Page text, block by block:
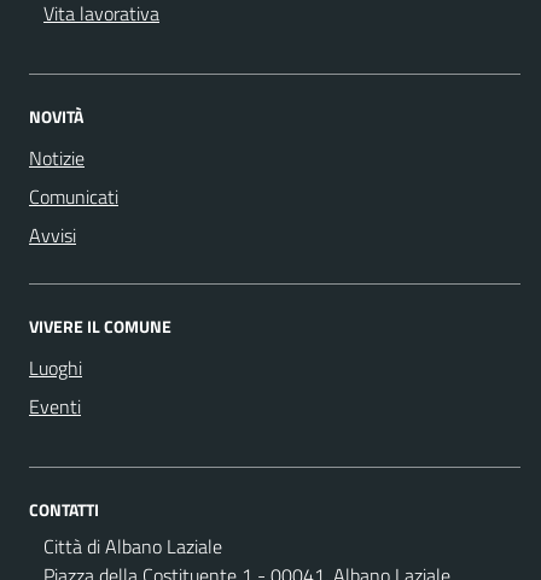
Vita lavorativa
NOVITÀ
Notizie
Comunicati
Avvisi
VIVERE IL COMUNE
Luoghi
Eventi
CONTATTI
Città di Albano Laziale